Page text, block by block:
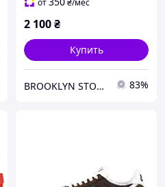
от ₴/мес
2 100₴
Купить
BROOKLYN STORE 83%